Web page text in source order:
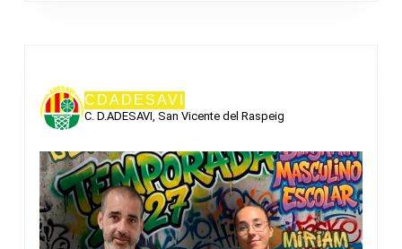
CDADESAVI
C. D.ADESAVI, San Vicente del Raspeig